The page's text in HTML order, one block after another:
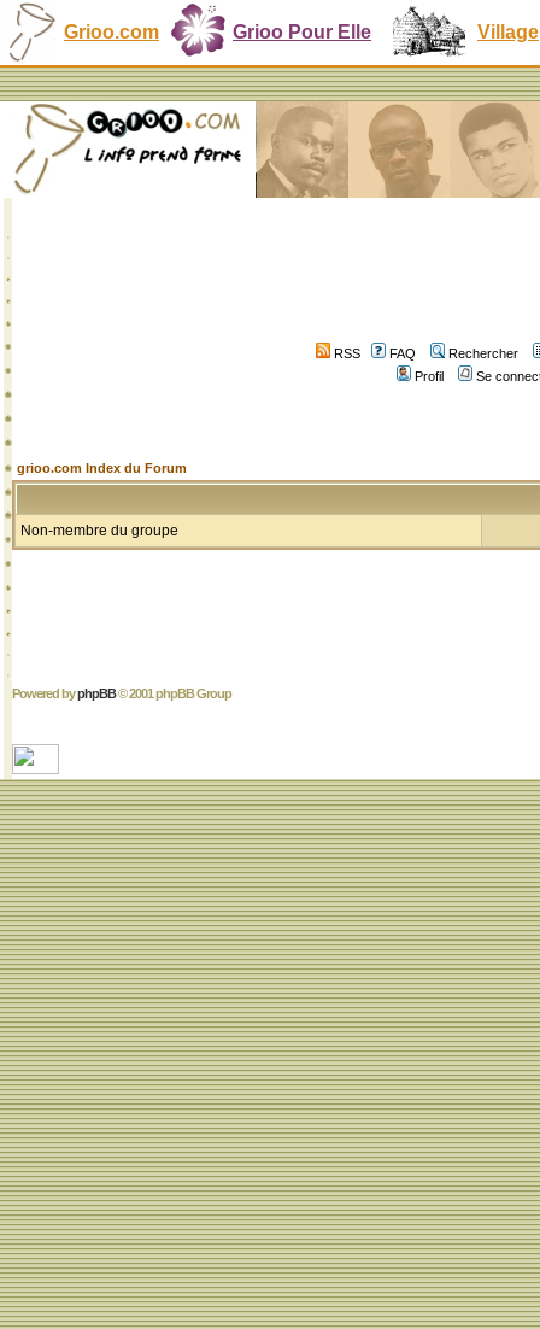
Grioo.com Grioo Pour Elle Village
RSS FAQ
Rechercher
Profil
Se
grioo.com Index du Forum
Non-membre du groupe
Powered byphpBB© 2001 phpBB Group